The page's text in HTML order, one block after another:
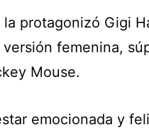
protagonizó Gigi
femenina,
Mouse.
emocionada y